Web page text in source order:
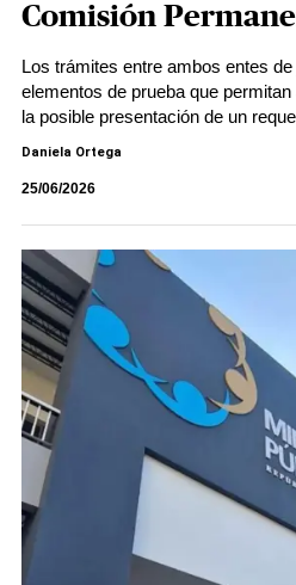
Comisión
Los trámites entre ambos entes
elementos de prueba que
la posible presentación de un
Daniela Ortega
25/06/2026